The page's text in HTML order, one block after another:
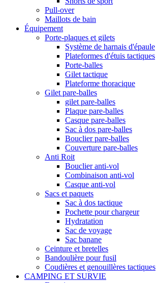
Pull-over
Maillots de bain
Équipement
Porte-plaques et gilets
Système de harnais d'épaule
Plateformes d'étuis tactiques
Porte-balles
Gilet tactique
Plateforme thoracique
Gilet pare-balles
gilet pare-balles
Plaque pare-balles
Casque pare-balles
Sac à dos pare-balles
Bouclier pare-balles
Couverture pare-balles
Anti Roit
Bouclier anti-vol
Combinaison anti-vol
Casque anti-vol
Sacs et paquets
Sac à dos tactique
Pochette pour chargeur
Hydratation
Sac de voyage
Sac banane
Ceinture et bretelles
Bandoulière pour fusil
Coudières et genouillères tactiques
CAMPING ET SURVIE